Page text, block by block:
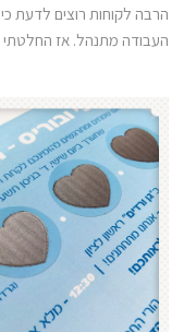
הרבה לקוחות רוצים לדעת
העבודה מתנהל. אז החלטתי